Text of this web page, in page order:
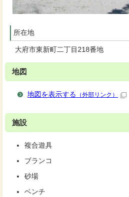
所在地
大府市東新町二丁目218番地
地図
地図を表示する （外部リンク）
施設
複合遊具
ブランコ
砂場
ベンチ